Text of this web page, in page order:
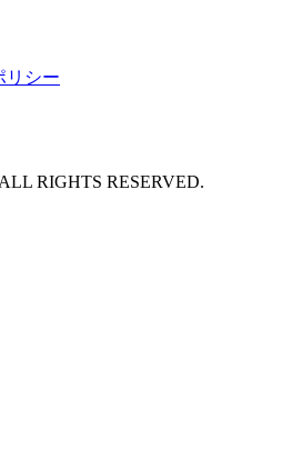
リシー
RIGHTS RESERVED.